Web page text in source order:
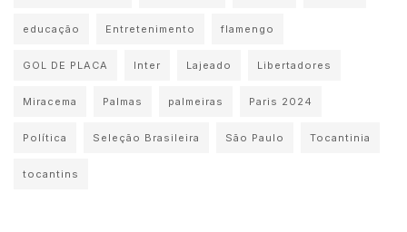
educação Entretenimento flamengo
GOL DE PLACA Inter Lajeado Libertadores
Miracema Palmas palmeiras Paris 2024
Política Seleção Brasileira São Paulo Tocantinia
tocantins